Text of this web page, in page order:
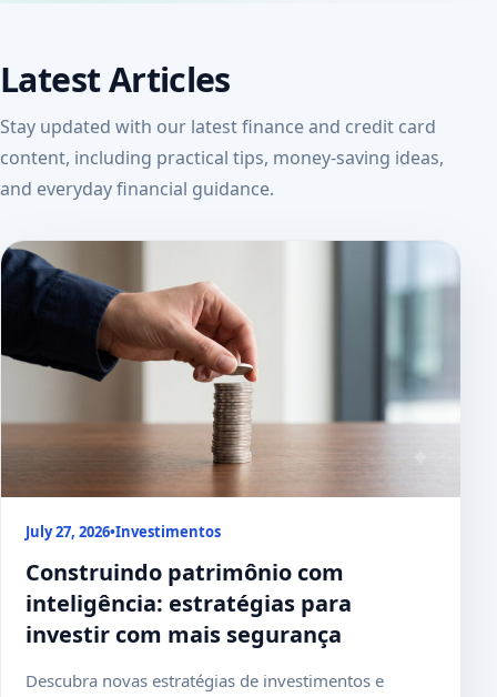
Latest Articles
Stay updated with our latest finance and credit card
content, including practical tips, money-saving ideas,
and everyday financial guidance.
July 27, 2026•Investimentos
Construindo patrimônio com
inteligência: estratégias para
investir com mais segurança
Descubra novas estratégias de investimentos e